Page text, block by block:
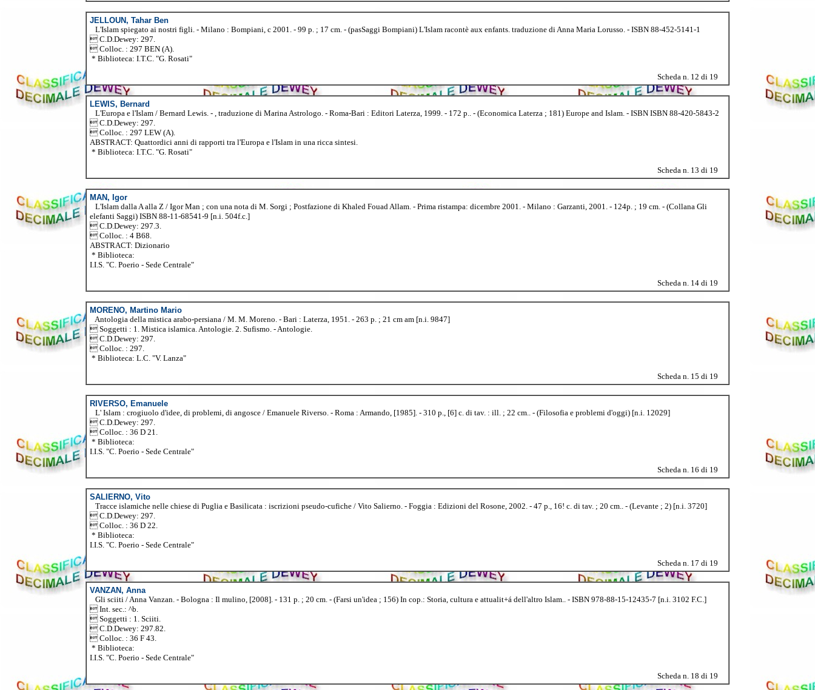
JELLOUN, Tahar Ben
L'Islam spiegato ai nostri figli. - Milano : Bompiani, c 2001. - 99 p. ; 17 cm. - (pasSaggi Bompiani) L'Islam racontè aux enfants. traduzione di Anna Maria Lorusso. - ISBN 88-452-5141-1
 C.D.Dewey: 297.
 Colloc. : 297 BEN (A).
* Biblioteca: I.T.C. "G. Rosati"
Scheda n. 12 di 19
LEWIS, Bernard
L'Europa e l'Islam / Bernard Lewis. - , traduzione di Marina Astrologo. - Roma-Bari : Editori Laterza, 1999. - 172 p.. - (Economica Laterza ; 181) Europe and Islam. - ISBN ISBN 88-420-5843-2
 C.D.Dewey: 297.
 Colloc. : 297 LEW (A).
ABSTRACT: Quattordici anni di rapporti tra l'Europa e l'Islam in una ricca sintesi.
* Biblioteca: I.T.C. "G. Rosati"
Scheda n. 13 di 19
MAN, Igor
L'Islam dalla A alla Z / Igor Man ; con una nota di M. Sorgi ; Postfazione di Khaled Fouad Allam. - Prima ristampa: dicembre 2001. - Milano : Garzanti, 2001. - 124p. ; 19 cm. - (Collana Gli
elefanti Saggi) ISBN 88-11-68541-9 [n.i. 504f.c.]
 C.D.Dewey: 297.3.
 Colloc. : 4 B68.
ABSTRACT: Dizionario
* Biblioteca:
I.I.S. "C. Poerio - Sede Centrale"
Scheda n. 14 di 19
MORENO, Martino Mario
Antologia della mistica arabo-persiana / M. M. Moreno. - Bari : Laterza, 1951. - 263 p. ; 21 cm am [n.i. 9847]
 Soggetti : 1. Mistica islamica. Antologie. 2. Sufismo. - Antologie.
 C.D.Dewey: 297.
 Colloc. : 297.
* Biblioteca: L.C. "V. Lanza"
Scheda n. 15 di 19
RIVERSO, Emanuele
L' Islam : crogiuolo d'idee, di problemi, di angosce / Emanuele Riverso. - Roma : Armando, [1985]. - 310 p., [6] c. di tav. : ill. ; 22 cm.. - (Filosofia e problemi d'oggi) [n.i. 12029]
 C.D.Dewey: 297.
 Colloc. : 36 D 21.
* Biblioteca:
I.I.S. "C. Poerio - Sede Centrale"
Scheda n. 16 di 19
SALIERNO, Vito
Tracce islamiche nelle chiese di Puglia e Basilicata : iscrizioni pseudo-cufiche / Vito Salierno. - Foggia : Edizioni del Rosone, 2002. - 47 p., 16! c. di tav. ; 20 cm.. - (Levante ; 2) [n.i. 3720]
 C.D.Dewey: 297.
 Colloc. : 36 D 22.
* Biblioteca:
I.I.S. "C. Poerio - Sede Centrale"
Scheda n. 17 di 19
VANZAN, Anna
Gli sciiti / Anna Vanzan. - Bologna : Il mulino, [2008]. - 131 p. ; 20 cm. - (Farsi un'idea ; 156) In cop.: Storia, cultura e attualit+á dell'altro Islam.. - ISBN 978-88-15-12435-7 [n.i. 3102 F.C.]
 Int. sec.: ^b.
 Soggetti : 1. Sciiti.
 C.D.Dewey: 297.82.
 Colloc. : 36 F 43.
* Biblioteca:
I.I.S. "C. Poerio - Sede Centrale"
Scheda n. 18 di 19